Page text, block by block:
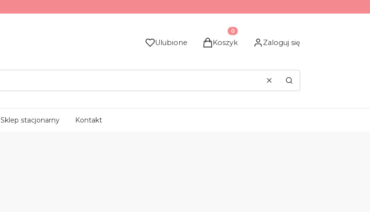
Ulubione
Produkty w koszyku: 0. Zobacz szczegóły
Koszyk Zaloguj się
WyczyśćSzukaj
Sklep stacjonarny Kontakt